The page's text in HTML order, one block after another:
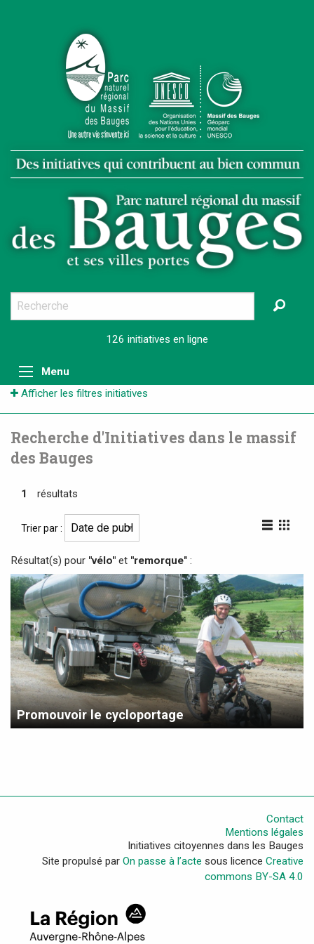
126 initiatives en ligne
Menu
Afficher les filtres initiatives
Recherche d'Initiatives dans le massif
des Bauges
1 résultats
Trier par :
Résultat(s) pour "vélo" et "remorque" :
Promouvoir le cycloportage
Contact
Mentions légales
Initiatives citoyennes dans les Bauges
Site propulsé par On passe à l’acte sous licence Creative
commons BY-SA 4.0